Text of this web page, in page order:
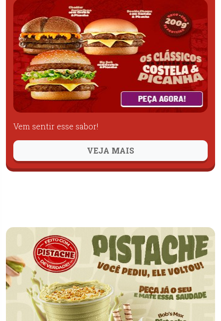
Vem sentir esse sabor!
VEJA MAIS